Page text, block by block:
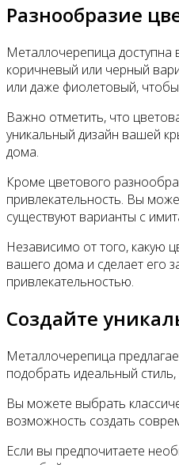
Разнообразие
Металлочерепица доступна
коричневый или черный
или даже фиолетовый,
Важно отметить, что
уникальный дизайн вашей
дома.
Кроме цветового
привлекательность. Вы
существуют варианты с
Независимо от того, какую
вашего дома и сделает его
привлекательностью.
Создайте
Металлочерепица
подобрать идеальный
Вы можете выбрать
возможность создать
Если вы предпочитаете